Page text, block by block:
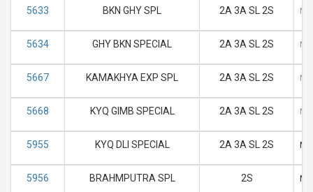
5633 BKN GHY SPL 2A 3A SL 2S M
5634 GHY BKN SPECIAL 2A 3A SL 2S M
5667 KAMAKHYA EXP SPL 2A 3A SL 2S M
5668 KYQ GIMB SPECIAL 2A 3A SL 2S M
5955 KYQ DLI SPECIAL 2A 3A SL 2S M
5956 BRAHMPUTRA SPL 2S M